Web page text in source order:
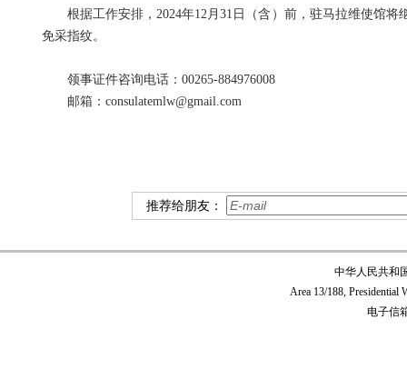
根据工作安排，2024年12月31日（含）前，驻马拉维使馆
免采指纹。
领事证件咨询电话：00265-884976008
邮箱：consulatemlw@gmail.com
推荐给朋友：
中华人民共和
Area 13/188, Presidential
电子信